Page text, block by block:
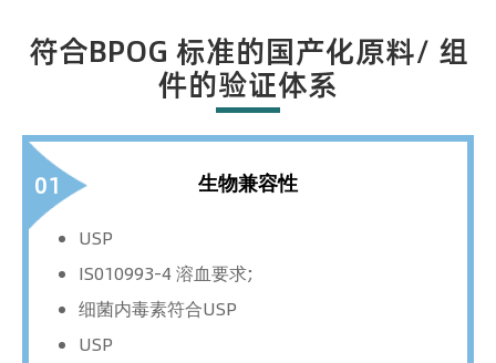
符合BPOG 标准的国产化原料/ 组
件的验证体系
01 生物兼容性
USP
IS010993-4 溶血要求;
细菌内毒素符合USP
USP